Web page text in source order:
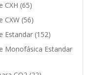
CXH (65)
CXW (56)
Estandar (152)
Monofásica Estandar